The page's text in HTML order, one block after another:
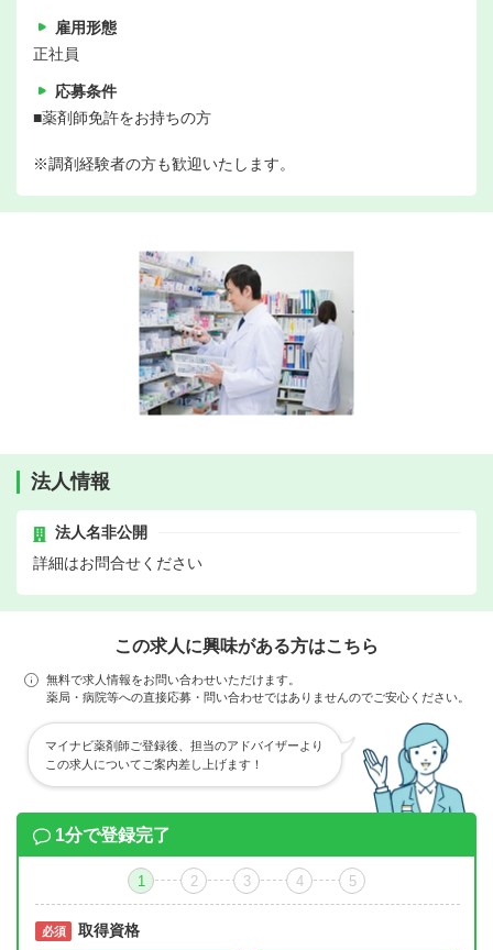
雇用形態
正社員
応募条件
■薬剤師免許をお持ちの方
※調剤経験者の方も歓迎いたします。
法人情報
法人名非公開
詳細はお問合せください
この求人に興味がある方はこちら
無料で求人情報をお問い合わせいただけます。
薬局・病院等への直接応募・問い合わせではありませんのでご安心ください。
マイナビ薬剤師ご登録後、担当のアドバイザーより
この求人についてご案内差し上げます！
1分で登録完了
1 2 3 4 5
必須 取得資格